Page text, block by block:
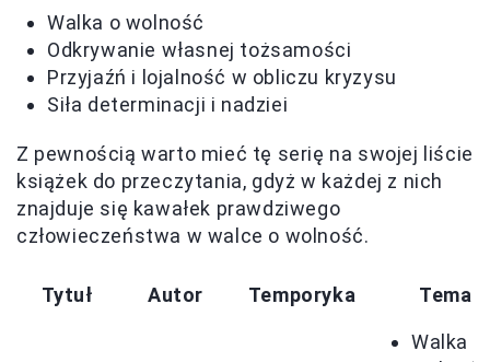
Walka o wolność
Odkrywanie własnej tożsamości
Przyjaźń i lojalność w obliczu kryzysu
Siła determinacji i nadziei
Z pewnością warto mieć tę serię na swojej liście
książek do przeczytania, gdyż w każdej z nich
znajduje się kawałek prawdziwego
człowieczeństwa w walce o wolność.
Tytuł Autor Temporyka
Walka o